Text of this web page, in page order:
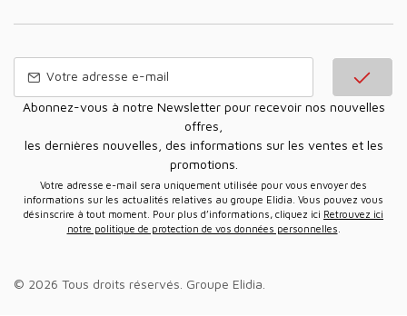
Abonnez-vous à notre Newsletter pour recevoir nos nouvelles
offres,
les dernières nouvelles, des informations sur les ventes et les
promotions.
Votre adresse e-mail sera uniquement utilisée pour vous envoyer des
informations sur les actualités relatives au groupe Elidia. Vous pouvez vous
désinscrire à tout moment. Pour plus d’informations, cliquez ici Retrouvez ici
notre politique de protection de vos données personnelles
© 2026 Tous droits réservés. Groupe Elidia.